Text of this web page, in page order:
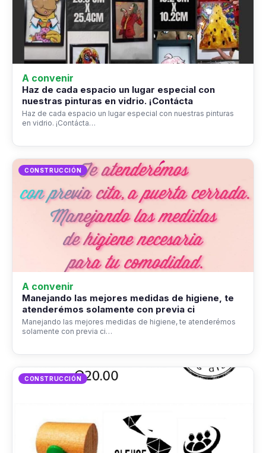
A convenir
Haz de cada espacio un lugar especial con
nuestras pinturas en vidrio. ¡Contácta
Haz de cada espacio un lugar especial con nuestras pinturas
en vidrio. ¡Contácta…
CONSTRUCCIÓN
A convenir
Manejando las mejores medidas de higiene, te
atenderémos solamente con previa ci
Manejando las mejores medidas de higiene, te atenderémos
solamente con previa ci…
CONSTRUCCIÓN